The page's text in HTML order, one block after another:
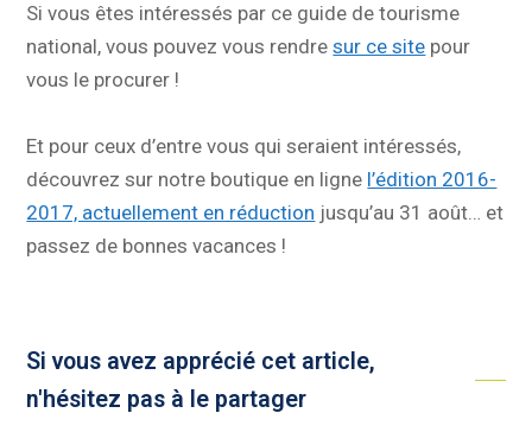
Si vous êtes intéressés par ce guide de tourisme
national, vous pouvez vous rendresur ce site pour
vous le procurer !
Et pour ceux d’entre vous qui seraient intéressés,
découvrez sur notre boutique en ligne l’édition 2016-
2017, actuellement en réduction jusqu’au 31 août… et
passez de bonnes vacances !
Si vous avez apprécié cet article,
n'hésitez pas à le partager